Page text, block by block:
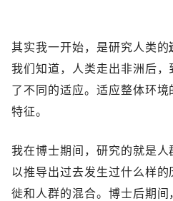
其实我一开始，是研究人类的
我们知道，人类走出非洲后
了不同的适应。适应整体环
特征。
我在博士期间，研究的就是
以推导出过去发生过什么样
徙和人群的混合。博士后期